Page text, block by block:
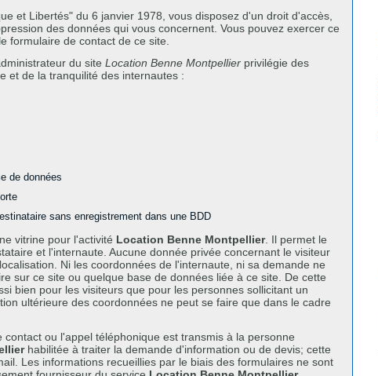
et Libertés" du 6 janvier 1978, vous disposez d'un droit d'accès,
des données qui vous concernent. Vous pouvez exercer ce
formulaire de contact de ce site.
du site Location Benne Montpellier privilégie des
et de la tranquilité des internautes :
de données
sans enregistrement dans une BDD
vitrine pour l'activité Location Benne Montpellier. Il permet le
et l'internaute. Aucune donnée privée concernant le visiteur
Ni les coordonnées de l'internaute, ni sa demande ne
sur ce site ou quelque base de données liée à ce site. De cette
bien pour les visiteurs que pour les personnes sollicitant un
ultérieure des coordonnées ne peut se faire que dans le cadre
contact ou l'appel téléphonique est transmis à la personne
habilitée à traiter la demande d'information ou de devis; cette
Les informations recueillies par le biais des formulaires ne sont